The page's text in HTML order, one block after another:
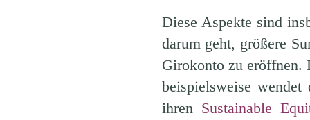
Diese Aspekte sind
darum geht, größere
Girokonto zu eröffnen.
beispielsweise
ihren Sustainable